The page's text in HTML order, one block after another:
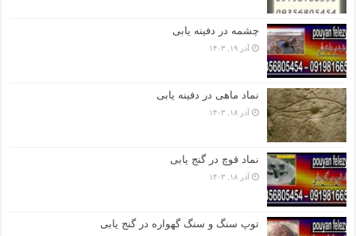
چشمه در دفینه یابی
آذر ۱۹, ۱۴۰۳
نماد ماهی در دفینه یابی
آذر ۱۸, ۱۴۰۳
نماد قوچ در گنج یابی
آذر ۱۸, ۱۴۰۳
توپ سنگ و سنگ گهواره در گنج یابی